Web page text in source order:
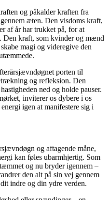
og påkalder kraften fra
æten. Den visdoms kraft,
af år har trukket på, for at
Den kraft, som kvinder og mænd
magi og videregive den
porten til
og refleksion. Den
ned og holde pauser.
inviterer os dybere i os
igen at manifestere sig i
og aftagende måne,
kan føles ubarmhjertig. Som
og nu bryder igennem –
den alt på sin vej gennem
indre og din ydre verden.